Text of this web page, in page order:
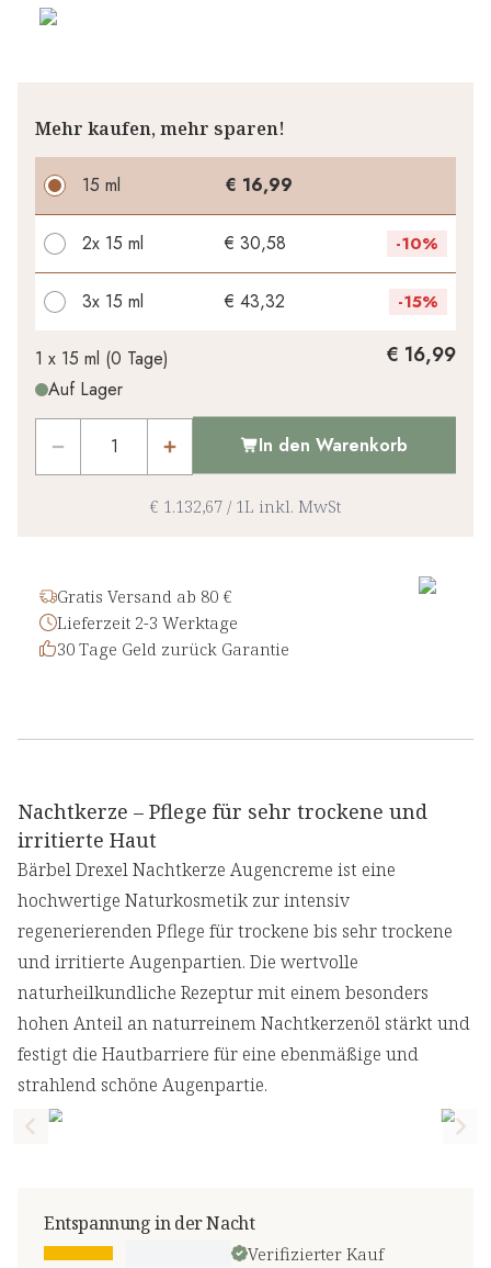
Mehr kaufen, mehr sparen!
15 ml € 16,99
2x 15 ml € 30,58 -10%
3x 15 ml € 43,32 -15%
Ihr persönlicher Rabatt
1x
1 x 15 ml (0 Tage)
Auf Lager
€ 16,99
In den Warenkorb
€ 1.132,67 / 1L inkl. MwSt
Gratis Versand ab 80 €
Lieferzeit 2-3 Werktage
30 Tage Geld zurück Garantie
Nachtkerze – Pflege für sehr trockene und
irritierte Haut
Bärbel Drexel Nachtkerze Augencreme ist eine
hochwertige Naturkosmetik zur intensiv
regenerierenden Pflege für trockene bis sehr trockene
und irritierte Augenpartien. Die wertvolle
naturheilkundliche Rezeptur mit einem besonders
hohen Anteil an naturreinem Nachtkerzenöl stärkt und
festigt die Hautbarriere für eine ebenmäßige und
strahlend schöne Augenpartie.
Previous slide
Entspannung in der Nacht
Verifizierter Kauf